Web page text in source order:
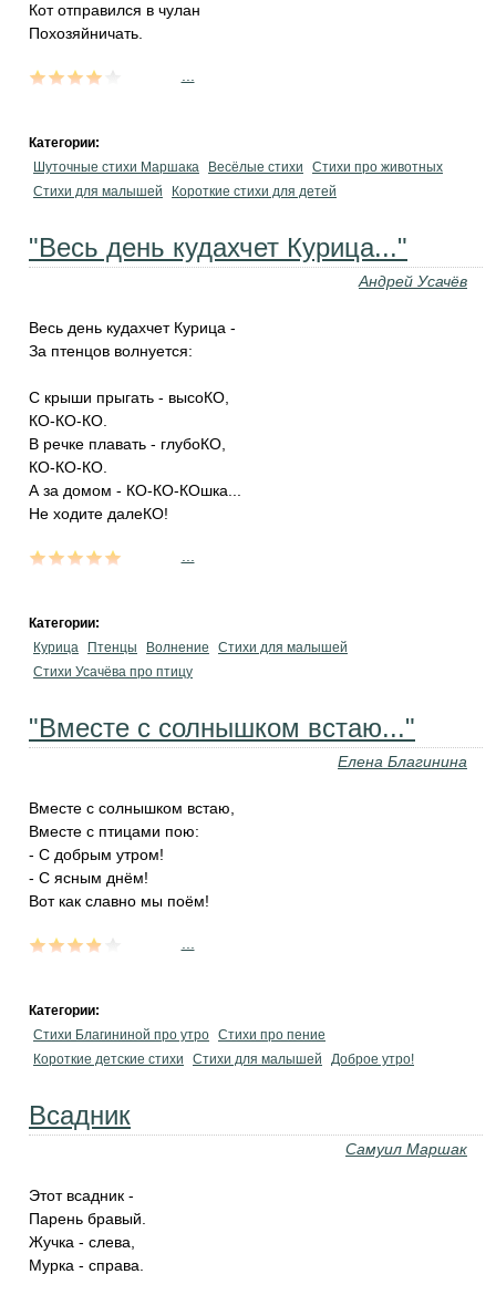
Кот отправился в чулан
Похозяйничать.
Категории:
Шуточные стихи Маршака
Весёлые стихи
Стихи про животных
Стихи для малышей
Короткие стихи для детей
"Весь день кудахчет Курица..."
Андрей Усачёв
Весь день кудахчет Курица -
За птенцов волнуется:
С крыши прыгать - высоКО,
КО-КО-КО.
В речке плавать - глубоКО,
КО-КО-КО.
А за домом - КО-КО-КОшка...
Не ходите далеКО!
Категории:
Курица
Птенцы Волнение
Стихи для малышей
Стихи Усачёва про птицу
"Вместе с солнышком встаю..."
Елена Благинина
Вместе с солнышком встаю,
Вместе с птицами пою:
- С добрым утром!
- С ясным днём!
Вот как славно мы поём!
Категории:
Стихи Благининой про утро Стихи про пение
Короткие детские стихи
Стихи для малышей Доброе утро!
Всадник
Самуил Маршак
Этот всадник -
Парень бравый.
Жучка - слева,
Мурка - справа.